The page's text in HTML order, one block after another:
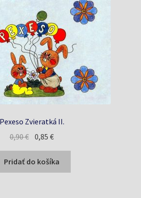
Pexeso Zvieratká II.
0,90€ Pôvodná
bola:
0,90 €.
0,85€Aktuálna
je:
0,85 €.
Pridať do košíka